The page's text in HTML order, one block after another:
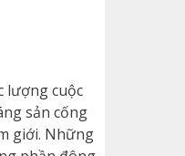
lượng cuộc
sản cống
giới. Những